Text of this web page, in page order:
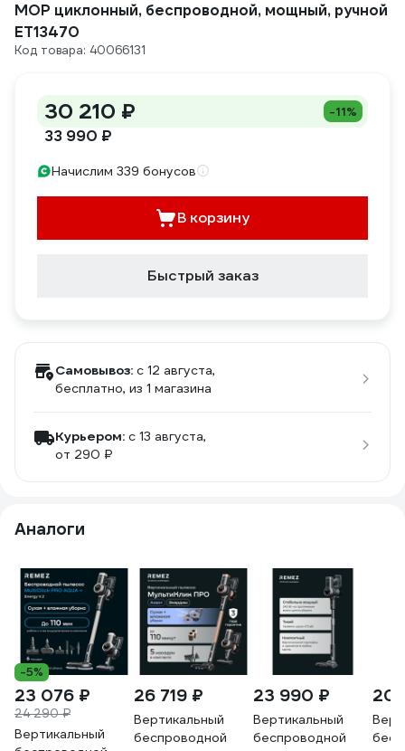
MOP циклонный, беспроводной, мощный, ручной
ET13470
Код товара: 40066131
30 210 ₽ -11%
33 990 ₽
Начислим 339 бонусов
В корзину
Быстрый заказ
Самовывоз: c 12 августа,
бесплатно, из 1 магазина
Курьером: c 13 августа,
от 290 ₽
Аналоги
-5%
23 076 ₽
24 290 ₽
Вертикальный
26 719 ₽
Вертикальный
беспроводной
23 990 ₽
Вертикальный
беспроводной
20